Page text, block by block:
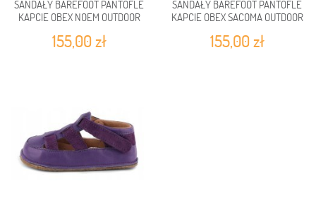
SANDAŁY BAREFOOT PANTOFLE
KAPCIE OBEX NOEM OUTDOOR
155,00 zł
SANDAŁY BAREFOOT PANTOFLE
KAPCIE OBEX SACOMA OUTDOOR
155,00 zł